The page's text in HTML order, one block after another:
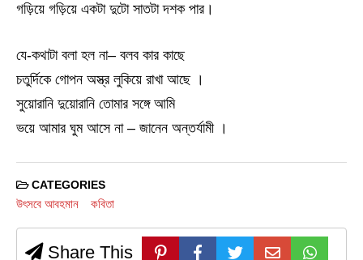
গড়িয়ে গড়িয়ে একটা দুটো সাতটা দশক পার।
যে-কথাটা বলা হল না– বলব কার কাছে
চতুর্দিকে গোপন অস্ত্র লুকিয়ে রাখা আছে ।
সুয়োরানি দুয়োরানি তোমার সঙ্গে আমি
ভয়ে আমার ঘুম আসে না – জানেন অন্তর্যামী ।
CATEGORIES
উৎসবে আবহমান কবিতা
Share This